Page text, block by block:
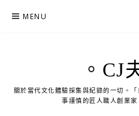
MENU
。CJ
關於當代文化體驗採集與紀錄的一切。
事謹慎的匠人職人創業家